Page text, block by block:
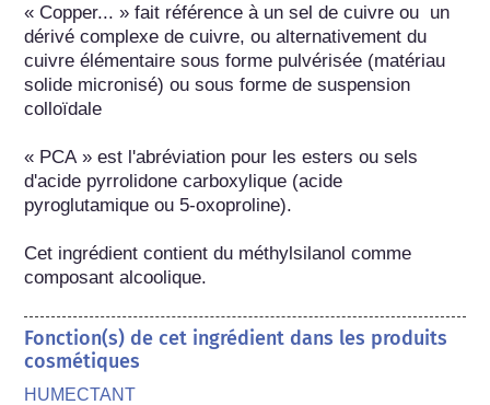
« Copper... » fait référence à un sel de cuivre ou  un
dérivé complexe de cuivre, ou alternativement du
cuivre élémentaire sous forme pulvérisée (matériau
solide micronisé) ou sous forme de suspension
colloïdale﻿
« PCA » est l'abréviation pour les esters ou sels
d'acide pyrrolidone carboxylique (acide
pyroglutamique ou 5-oxoproline).
Cet ingrédient contient du méthylsilanol comme
composant alcoolique.
Fonction(s) de cet ingrédient dans les produits
cosmétiques
HUMECTANT